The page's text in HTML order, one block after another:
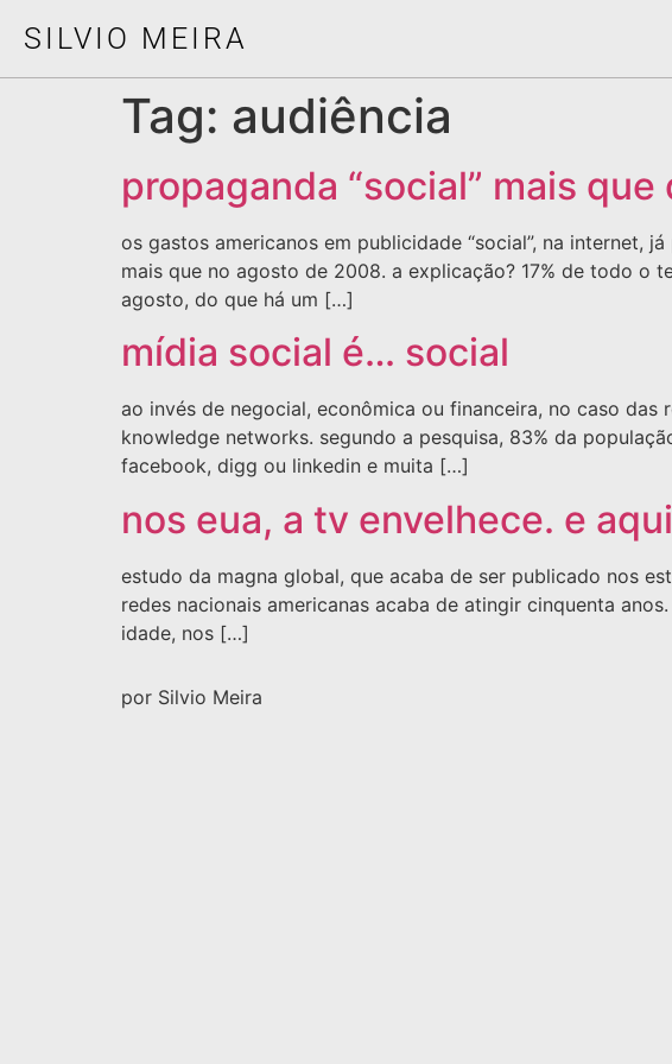
SILVIO MEIRA
Tag: audiência
propaganda “social” mais
os gastos americanos em publicidade “social”, na internet,
mais que no agosto de 2008. a explicação? 17% de todo o
agosto, do que há um […]
mídia social é… social
ao invés de negocial, econômica ou financeira, no caso
knowledge networks. segundo a pesquisa, 83% da
facebook, digg ou linkedin e muita […]
nos eua, a tv envelhece. e
estudo da magna global, que acaba de ser publicado nos
redes nacionais americanas acaba de atingir cinquenta
idade, nos […]
por Silvio Meira